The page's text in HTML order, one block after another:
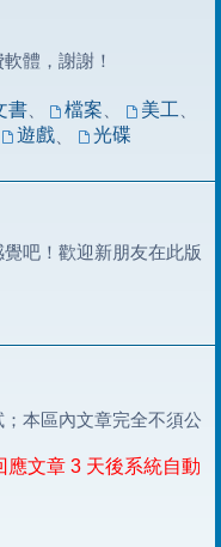
體，謝謝！
書、 檔案 美工
遊戲
光碟
吧！歡迎新朋友在此版
本區內文章完全不須公
應文章 3 天後系統自動